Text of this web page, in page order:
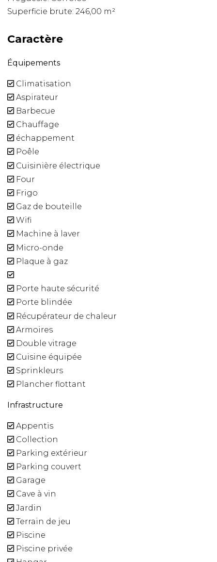
Superficie brute: 246,00 m²
Caractère
Équipements
Climatisation
Aspirateur
Barbecue
Chauffage
échappement
Poêle
Cuisinière électrique
Four
Frigo
Gaz de bouteille
Wifi
Machine à laver
Micro-onde
Plaque à gaz
Porte haute sécurité
Porte blindée
Récupérateur de chaleur
Armoires
Double vitrage
Cuisine équipée
Sprinkleurs
Plancher flottant
Infrastructure
Appentis
Collection
Parking extérieur
Parking couvert
Garage
Cave à vin
Jardin
Terrain de jeu
Piscine
Piscine privée